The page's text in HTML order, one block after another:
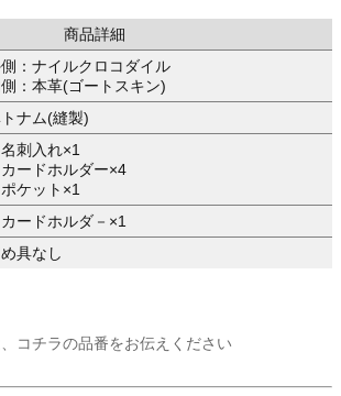
商品詳細
：ナイルクロコダイル
：本革(ゴートスキン)
ナム(縫製)
名刺入れ×1
カードホルダー×4
ポケット×1
カードホルダ－×1
具なし
コチラの品番をお伝えください